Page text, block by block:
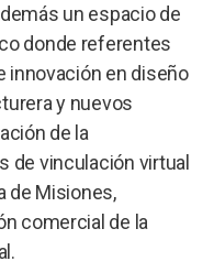
un espacio de
donde referentes
innovación en diseño
y nuevos
de la
de vinculación virtual
de Misiones,
comercial de la